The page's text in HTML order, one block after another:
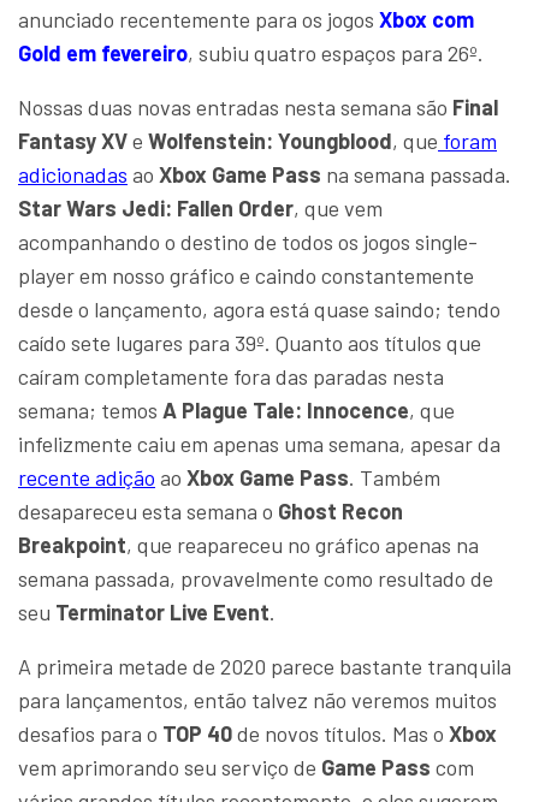
anunciado recentemente para os jogos Xbox com
Gold em fevereiro, subiu quatro espaços para 26º.
Nossas duas novas entradas nesta semana são Final
Fantasy XVe Wolfenstein: Youngblood, que foram
adicionadas ao Xbox Game Pass na semana passada.
Star Wars Jedi: Fallen Order, que vem
acompanhando o destino de todos os jogos single-
player em nosso gráfico e caindo constantemente
desde o lançamento, agora está quase saindo; tendo
caído sete lugares para 39º. Quanto aos títulos que
caíram completamente fora das paradas nesta
semana; temos A Plague Tale: Innocence, que
infelizmente caiu em apenas uma semana, apesar da
recente adição ao Xbox Game Pass. Também
desapareceu esta semana o Ghost Recon
Breakpoint, que reapareceu no gráfico apenas na
semana passada, provavelmente como resultado de
seu Terminator Live Event.
A primeira metade de 2020 parece bastante tranquila
para lançamentos, então talvez não veremos muitos
desafios para o TOP 40de novos títulos. Mas o Xbox
vem aprimorando seu serviço de Game Pass com